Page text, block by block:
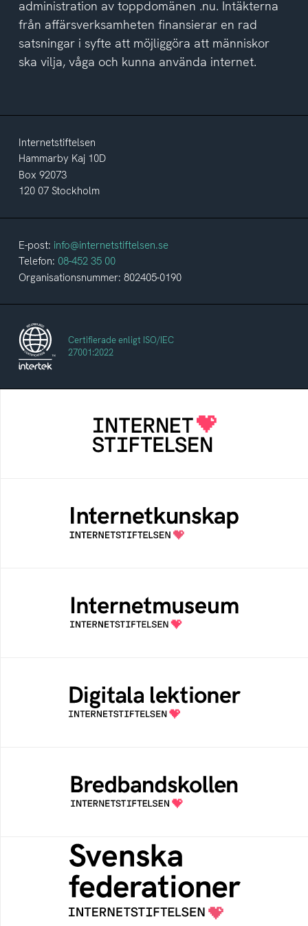
administration av toppdomänen .nu. Intäkterna
från affärsverksamheten finansierar en rad
satsningar i syfte att möjliggöra att människor
ska vilja, våga och kunna använda internet.
Internetstiftelsen
Hammarby Kaj 10D
Box 92073
120 07 Stockholm
E-post: info@internetstiftelsen.se
Telefon: 08-452 35 00
Organisationsnummer: 802405-0190
Certifierade enligt ISO/IEC
27001:2022
Internetstiftelsen verkar för ett internet som
bidrar positivt till människan och samhället
Samlad kunskap som hjälper dig att bli en
säker och medveten internetanvändare
Ett digitalt museum som byggts, och kureras
av Internetstiftelsen
Öppen digital lärresurs med färdiga lektioner
för alla stadier i grundskolan
Bredbandskollen är ett oberoende
konsumentverktyg som drivs av
Internetstiftelsen
Svenska federationer
Grunden för medlemskap i en sektors- eller
kontextspecifik federation